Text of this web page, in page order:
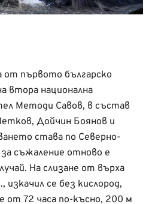
от първото българско
втора национална
Методи Савов, в състав
Дойчин Боянов и
става по Северно-
съжаление отново е
На слизане от върха
се без кислород,
от 72 часа по-късно, 200 м